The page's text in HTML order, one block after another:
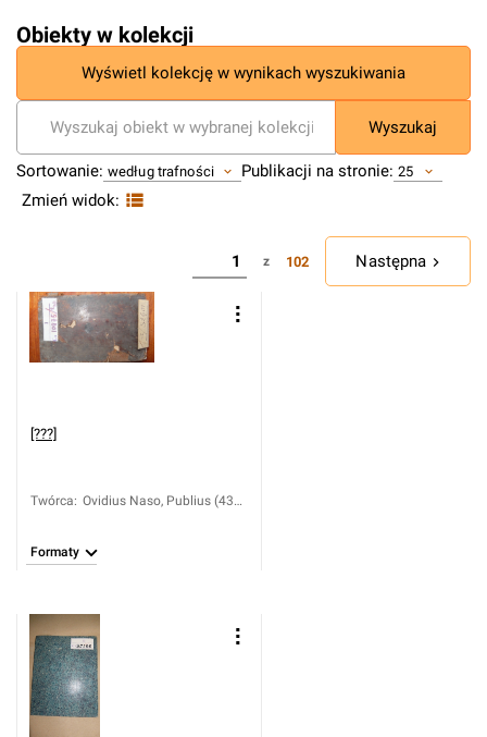
Obiekty w kolekcji
Wyświetl kolekcję w wynikach wyszukiwania
Wyszukaj
Sortowanie: według trafności Publikacji na stronie: 25
Zmień widok:
z 102 Następna
[???]
Twórca: Ovidius Naso, Publius (43
Formaty